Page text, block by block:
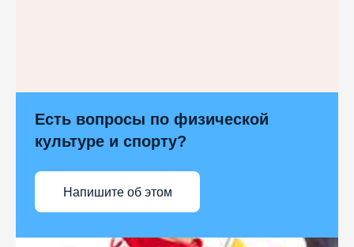
Есть вопросы по физической
культуре и спорту?
Напишите об этом